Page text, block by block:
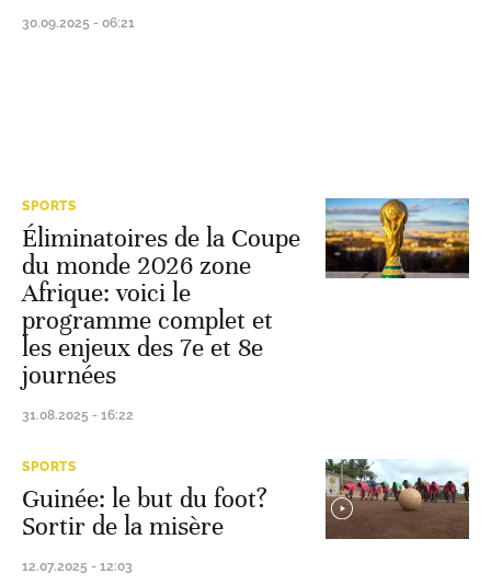
30.09.2025 - 06:21
SPORTS
Éliminatoires de la Coupe
du monde 2026 zone
Afrique: voici le
programme complet et
les enjeux des 7e et 8e
journées
31.08.2025 - 16:22
SPORTS
Guinée: le but du foot?
Sortir de la misère
12.07.2025 - 12:03